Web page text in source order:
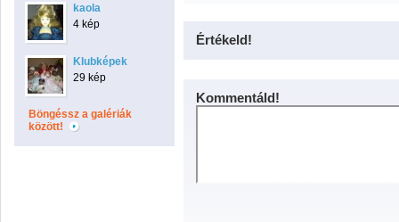
kaola
4 kép
Klubképek
29 kép
Böngéssz a galériák
között!
Értékeld!
Kommentáld!